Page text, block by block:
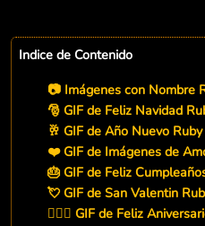
Indice de Contenido
📷 Imágenes con Nombre
🎅 GIF de Feliz Navidad
🥂 GIF de Año Nuevo Ruby
❤️ GIF de Imágenes de
🎂 GIF de Feliz
💘 GIF de San Valentin
👨‍❤️‍👨 GIF de Feliz